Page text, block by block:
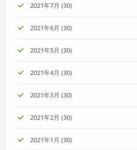
2021年7月 (30)
2021年6月 (30)
2021年5月 (30)
2021年4月 (30)
2021年3月 (30)
2021年2月 (30)
2021年1月 (30)